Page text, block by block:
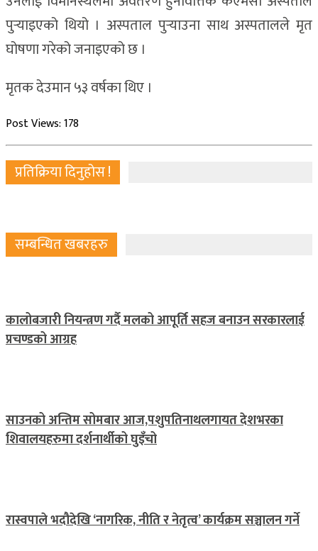
पुर्‍याइएको थियो । अस्पताल पुर्‍याउना साथ अस्पतालले मृत
घोषणा गरेको जनाइएको छ ।
मृतक देउमान ५३ वर्षका थिए ।
Post Views:178
प्रतिक्रिया दिनुहोस !
सम्बन्धित खबरहरु
कालोबजारी नियन्त्रण गर्दै मलको आपूर्ति सहज बनाउन सरकारलाई
प्रचण्डको आग्रह
साउनको अन्तिम सोमबार आज,पशुपतिनाथलगायत देशभरका
शिवालयहरुमा दर्शनार्थीको घुइँचो
रास्वपाले भदौदेखि ‘नागरिक, नीति र नेतृत्व’ कार्यक्रम सञ्चालन गर्ने